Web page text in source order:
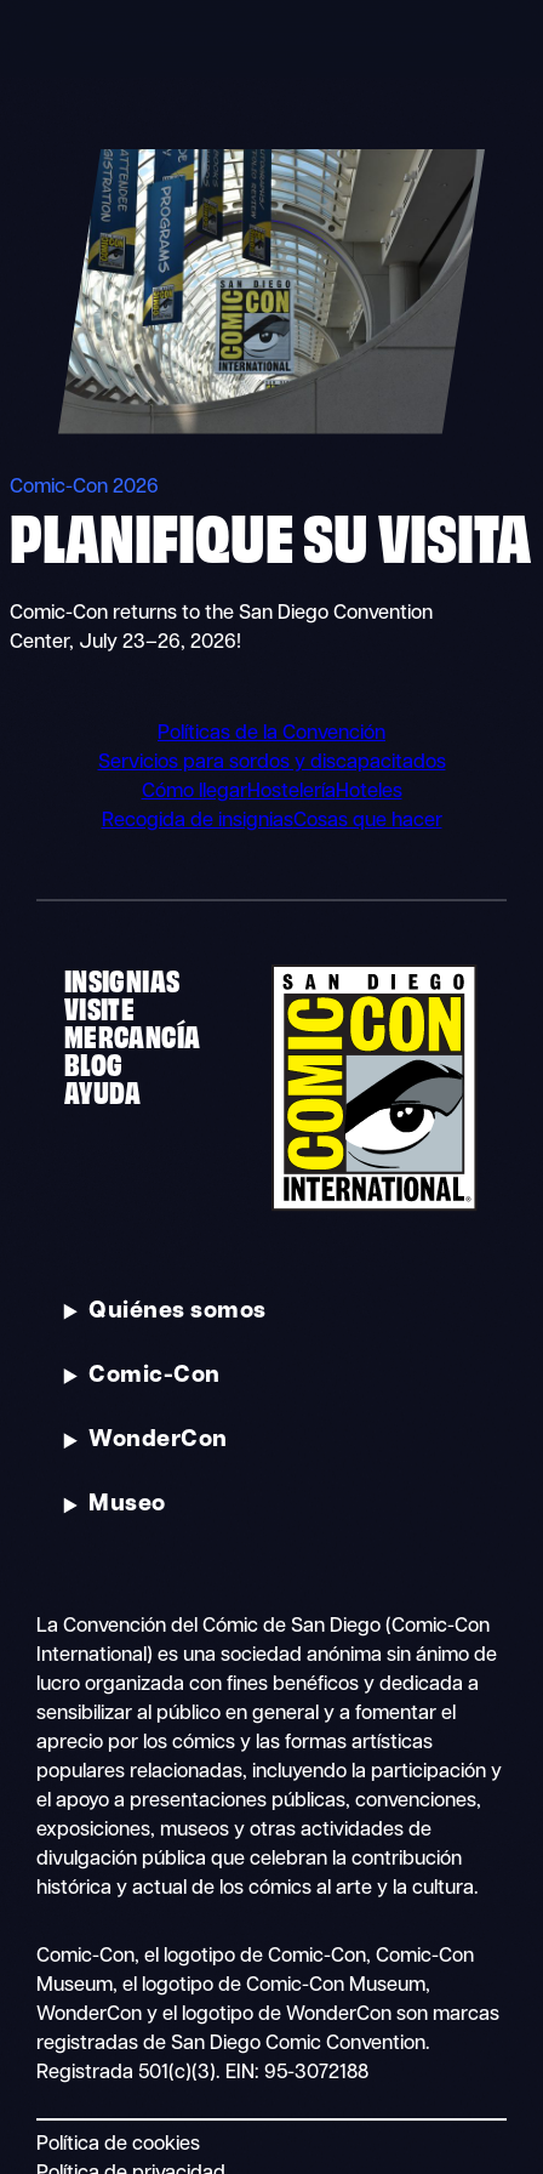
Navegación
móvil
Buscar
Comic-Con 2026
PLANIFIQUE SU VISITA
Comic-Con returns to the San Diego Convention
Center, July 23–26, 2026!
Políticas de la Convención
Servicios para sordos y discapacitados
Cómo llegarHosteleríaHoteles
Recogida de insigniasCosas que hacer
INSIGNIAS
VISITE
MERCANCÍA
BLOG
AYUDA
Quiénes somos
Comic-Con
WonderCon
Museo
La Convención del Cómic de San Diego (Comic-Con
International) es una sociedad anónima sin ánimo de
lucro organizada con fines benéficos y dedicada a
sensibilizar al público en general y a fomentar el
aprecio por los cómics y las formas artísticas
populares relacionadas, incluyendo la participación y
el apoyo a presentaciones públicas, convenciones,
exposiciones, museos y otras actividades de
divulgación pública que celebran la contribución
histórica y actual de los cómics al arte y la cultura.
Comic-Con, el logotipo de Comic-Con, Comic-Con
Museum, el logotipo de Comic-Con Museum,
WonderCon y el logotipo de WonderCon son marcas
registradas de San Diego Comic Convention.
Registrada 501(c)(3). EIN: 95-3072188
Política de cookies